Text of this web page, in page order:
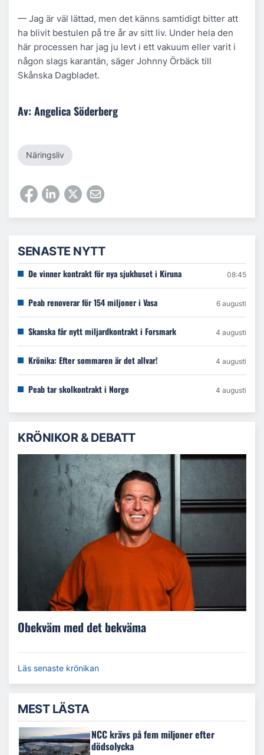
— Jag är väl lättad, men det känns samtidigt bitter att
ha blivit bestulen på tre år av sitt liv. Under hela den
här processen har jag ju levt i ett vakuum eller varit i
någon slags karantän, säger Johnny Örbäck till
Skånska Dagbladet.
Av: Angelica Söderberg
Näringsliv
SENASTE NYTT
De vinner kontrakt för nya sjukhuset i Kiruna 08:45
Peab renoverar för 154 miljoner i Vasa 6 augusti
Skanska får nytt miljardkontrakt i Forsmark 4 augusti
Krönika: Efter sommaren är det allvar! 4 augusti
Peab tar skolkontrakt i Norge 4 augusti
KRÖNIKOR & DEBATT
Obekväm med det bekväma
Läs senaste krönikan
MEST LÄSTA
NCC krävs på fem miljoner efter
dödsolycka